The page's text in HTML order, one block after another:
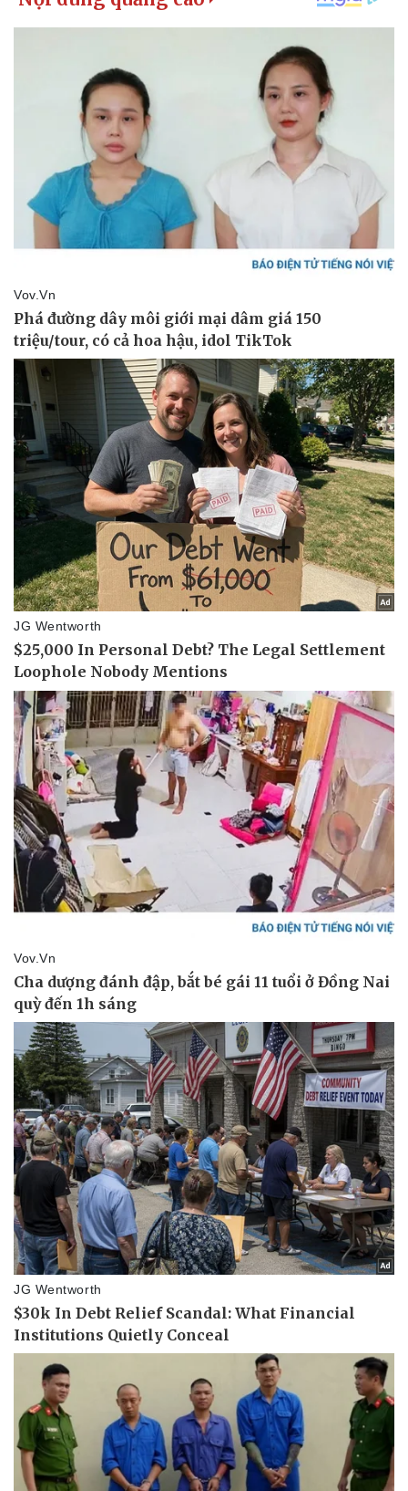
Thể thao
Bóng đá
Lịch thi đấu bóng đá
Thế giới thể thao
eSports
Hậu trường
Ô tô - Xe máy
Ô tô
Xe máy
Tư vấn